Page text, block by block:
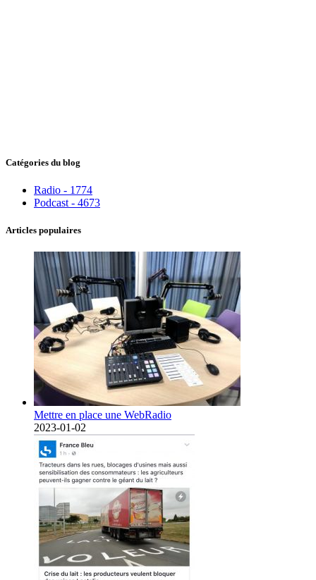
Catégories du blog
Radio - 1774
Podcast - 4673
Articles populaires
Mettre en place une WebRadio
2023-01-02